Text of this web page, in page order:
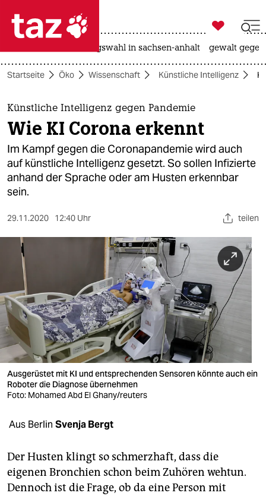
 taz zahl ich
taz zahl ich
themen
politik
öko
gesellschaft
kultur
sport
berlin
nord
wahrheit
verlag
verlag
veranstaltungen
unterstützen
abo

taz zahl ich
landtagswahl in sachsen-anhalt gewalt
Startseite Öko Wissenschaft Künstliche Intelligenz
Künstliche Intelligenz gegen Pandemie
Wie KI Corona erkennt
Im Kampf gegen die Coronapandemie wird auch
auf künstliche Intelligenz gesetzt. So sollen Infizierte
anhand der Sprache oder am Husten erkennbar
sein.
29.11.2020 12:40 Uhr teilen
Ausgerüstet mit KI und entsprechenden Sensoren könnte auch ein
Roboter die Diagnose übernehmen
Foto: Mohamed Abd El Ghany/reuters
Aus Berlin Svenja Bergt
Der Husten klingt so schmerzhaft, dass die
eigenen Bronchien schon beim Zuhören wehtun.
Dennoch ist die Frage, ob da eine Person mit